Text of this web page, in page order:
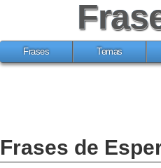
Frases Temas
Frases de